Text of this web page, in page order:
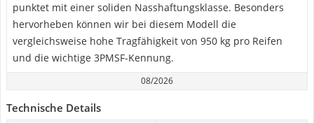
punktet mit einer soliden Nasshaftungsklasse. Besonders
hervorheben können wir bei diesem Modell die
vergleichsweise hohe Tragfähigkeit von 950 kg pro Reifen
und die wichtige 3PMSF-Kennung.
08/2026
Technische Details